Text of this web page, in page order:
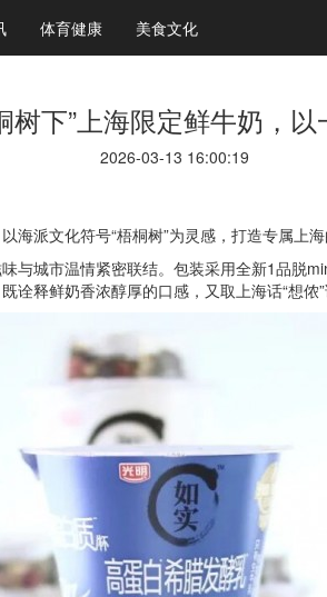
体育健康 美食文化
树下”上海限定鲜牛奶，
2026-03-13 16:00:19
派文化符号“梧桐树”为灵感，打造专属上海
与城市温情紧密联结。包装采用全新1品脱
释鲜奶香浓醇厚的口感，又取上海话“想